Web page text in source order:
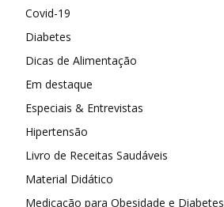
Covid-19
Diabetes
Dicas de Alimentação
Em destaque
Especiais & Entrevistas
Hipertensão
Livro de Receitas Saudáveis
Material Didático
Medicação para Obesidade e Diabetes